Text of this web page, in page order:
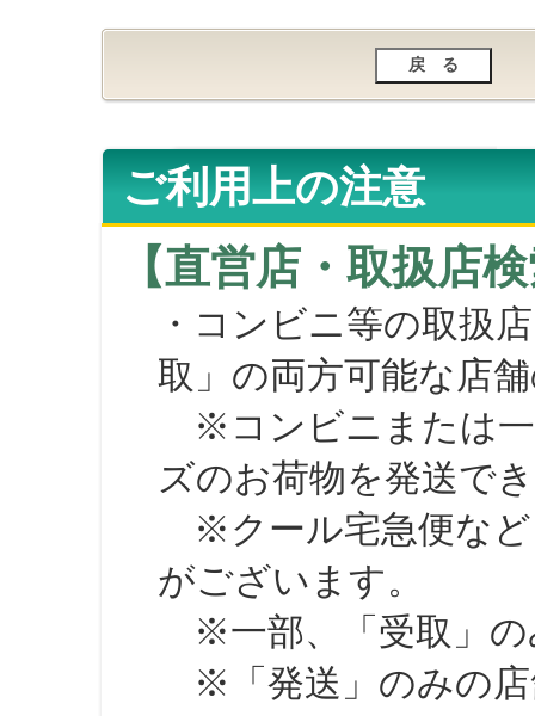
ご利用上の注意
【直営店・取扱店
・コンビニ等の取扱
取」の両方可能な店
※コンビニまたは一
ズのお荷物を発送で
※クール宅急便など
がございます。
※一部、「受取」の
※「発送」のみの店